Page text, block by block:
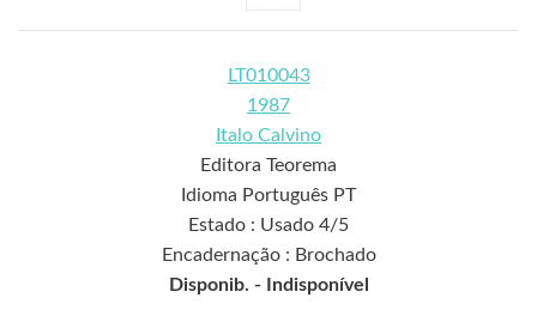
LT010043
1987
Italo Calvino
Editora Teorema
Idioma Português PT
Estado : Usado 4/5
Encadernação : Brochado
Disponib. -
Indisponível